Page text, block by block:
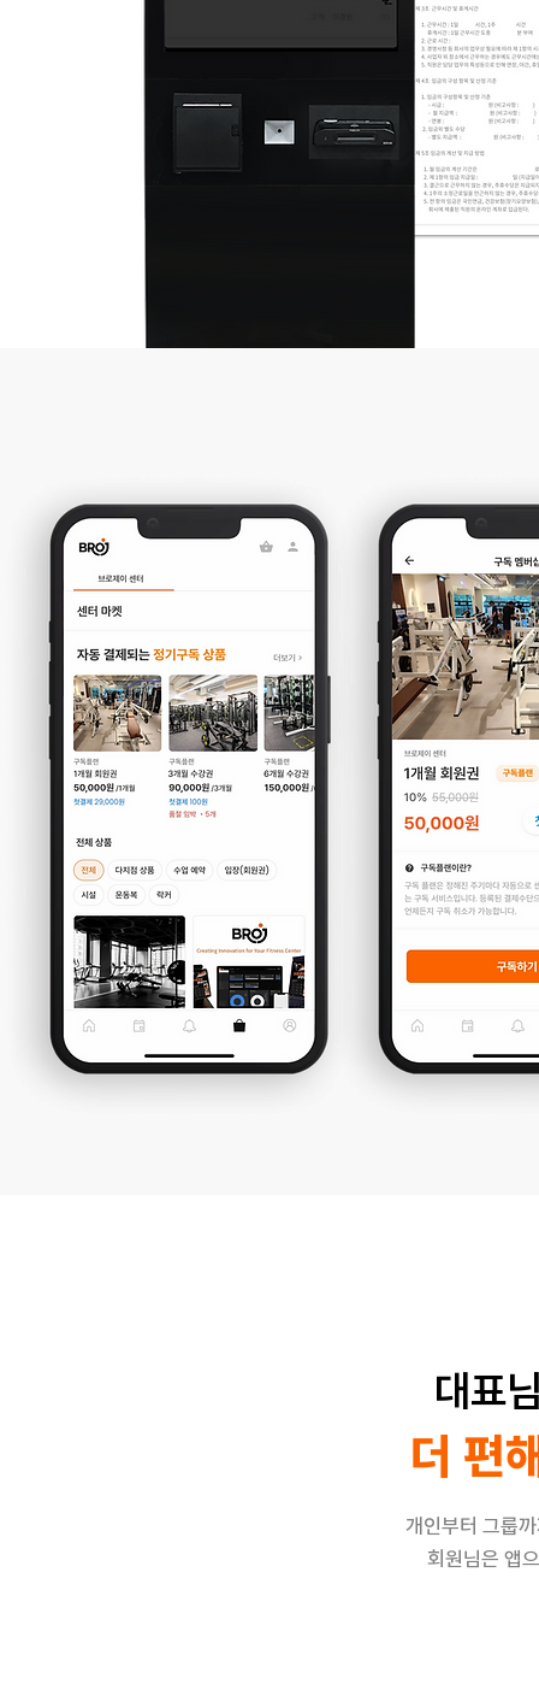
대표
더 편
개인부터 그룹
회원님은 앱